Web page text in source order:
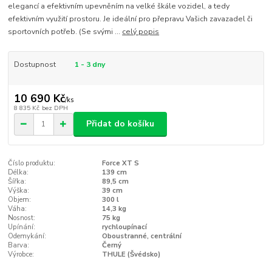
elegancí a efektivním upevněním na velké škále vozidel, a tedy
efektivním využití prostoru. Je ideální pro přepravu Vašich zavazadel či
sportovních potřeb. (Se svými ... celý popis
Dostupnost 1 - 3 dny
10 690 Kč/ks
8 835 Kč bez DPH
Přidat do košíku
Číslo produktu:
Force XT S
Délka:
139 cm
Šířka:
89,5 cm
Výška:
39 cm
Objem:
300 l
Váha:
14,3 kg
Nosnost:
75 kg
Upínání:
rychloupínací
Odemykání:
Oboustranné, centrální
Barva:
Černý
Výrobce:
THULE (Švédsko)